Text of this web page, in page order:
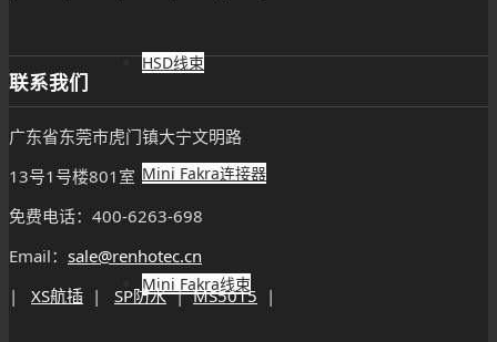
HSD线束
Mini Fakra连接器
Mini Fakra线束
联系我们
广东省东莞市虎门镇大宁文明路
13号1号楼801室
免费电话：400-6263-698
Email： sale@renhotec.cn
| XS航插 | SP防水|MS5015 |